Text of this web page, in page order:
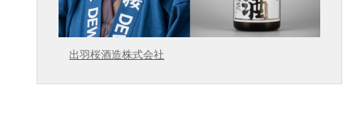
出羽桜酒造株式会社